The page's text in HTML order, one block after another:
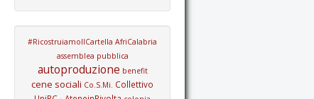
#RicostruiamoIlCartella AfriCalabria
assemblea pubblica
autoproduzione benefit
cene sociali Co.S.Mi. Collettivo